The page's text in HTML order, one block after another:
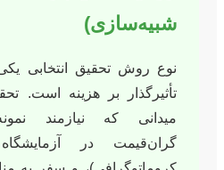
شبیه‌سازی)
نوع روش تحقیق انتخابی
تأثیرگذار بر هزینه است.
میدانی که نیازمند